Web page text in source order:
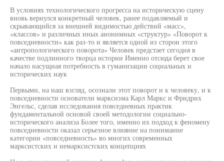
В условиях технологического прогресса на историческую сцену
вновь вернулся конкретный человек, ранее подавляемый и
скрывающийся за внешней видимостью действий «масс»,
«классов» и различных иных анонимных «структур» «Поворот к
повседневности» как раз-то и является одной из сторон этого
«антропологического поворота» Человек предстает сегодня в
качестве подлинного творца истории Именно отсюда берет свое
начало насущная потребность в гуманизации социальных и
исторических наук
Первыми, на наш взгляд, осознали этот поворот и к человеку, и к
повседневности основатели марксизма Карл Маркс и Фридрих
Энгельс, сделав исследования повседневных практик
фундаментальной основой своей методологии социально-
исторического анализа Более того, именно их подход к феномену
повседневности оказал серьезное влияние на понимание
категории «повседневность» во многих современных
марксистских и немарксистских концепциях